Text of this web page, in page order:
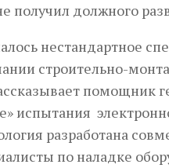
получил должного
нестандартное
строительно-
помощник
испытания
разработана
по наладке